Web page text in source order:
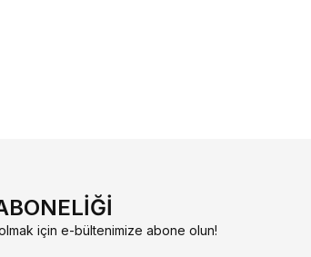
için e-bültenimize abone olun!